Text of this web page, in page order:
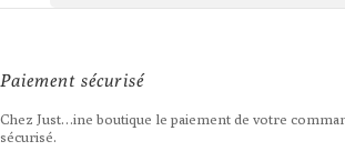
Paiement sécurisé
Chez Just…ine boutique le paiement de votre
sécurisé.